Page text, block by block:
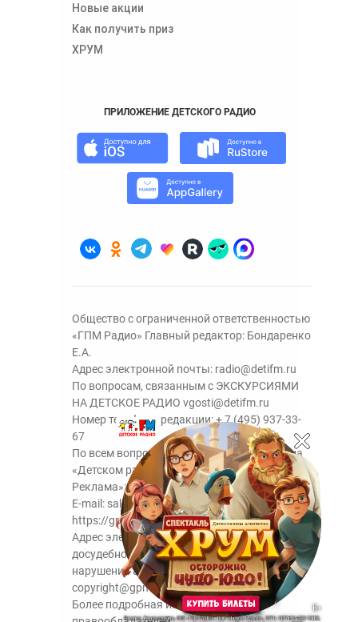
Новые акции
Как получить приз
ХРУМ
ПРИЛОЖЕНИЕ ДЕТСКОГО РАДИО
Общество с ограниченной ответственностью
«ГПМ Радио» Главный редактор: Бондаренко
Е.А.
Адрес электронной почты: radio@detifm.ru
По вопросам, связанным с ЭКСКУРСИЯМИ
НА ДЕТСКОЕ РАДИО vgosti@detifm.ru
Номер телефона редакции:+ 7 (495) 937-33-
67
По всем вопросам размещения рекламы на
«Детском радио» - сейлз-хаус «ГПМ
Реклама»:+7 (495) 921-40-41
E-mail: sales@gazprom-media.ru
https://gpmsaleshouse.ru/
Адрес электронной почты для отправления
досудебной претензии по вопросам
нарушения авторских и смежных прав:
copyright@gpmradio.ru
Более подробная информация для